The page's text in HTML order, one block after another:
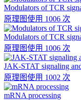
Modulators of TCR
原理图使用 1006 次
Modulators of TCR
原理图使用 1006 次
JAK-STAT signaling
原理图使用 1002 次
mRNA processing